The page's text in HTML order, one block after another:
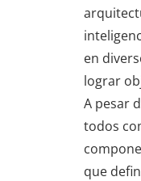
en
lograr
A pesar
todos
que